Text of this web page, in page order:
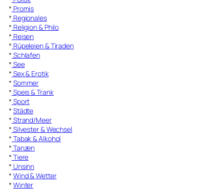
* Promis
* Regionales
* Religion & Philo
* Reisen
* Rüpeleien & Tiraden
* Schlafen
* See
* Sex & Erotik
* Sommer
* Speis & Trank
* Sport
* Städte
* Strand/Meer
* Silvester & Wechsel
* Tabak & Alkohol
* Tanzen
* Tiere
* Unsinn
* Wind & Wetter
* Winter